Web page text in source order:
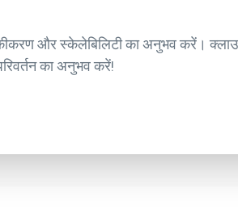
और स्केलेबिलिटी का अनुभव करें।
का अनुभव करें!